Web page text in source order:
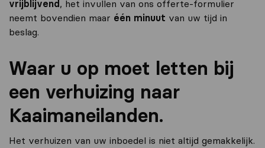
vrijblijvend , het invullen van ons offerte-formulier
neemt bovendien maar één minuut van uw tijd in
beslag.
Waar u op moet letten bij
een verhuizing naar
Kaaimaneilanden.
Het verhuizen van uw inboedel is niet altijd gemakkelijk.